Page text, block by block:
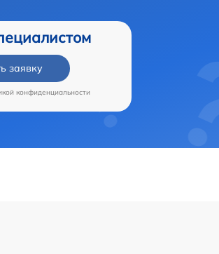
заявку
конфиденциальности